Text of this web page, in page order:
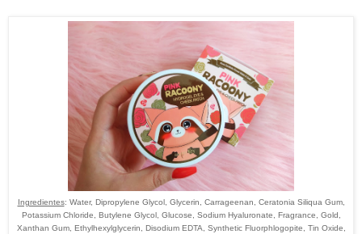
Ingredientes: Water, Dipropylene Glycol, Glycerin, Carrageenan, Ceratonia Siliqua Gum,
Potassium Chloride, Butylene Glycol, Glucose, Sodium Hyaluronate, Fragrance, Gold,
Xanthan Gum, Ethylhexylglycerin, Disodium EDTA, Synthetic Fluorphlogopite, Tin Oxide,